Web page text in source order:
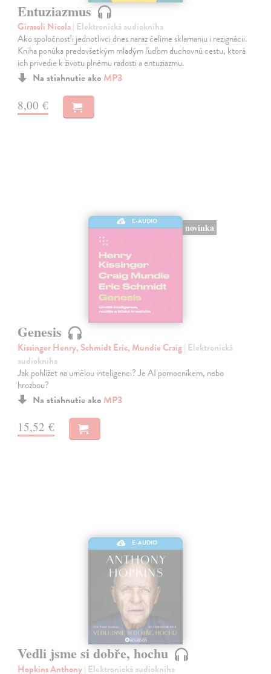
Entuziazmus
Girasoli Nicola| Elektronická audiokniha
Ako spoločnosť i jednotlivci dnes naraz čelíme sklamaniu i rezignácii.
Kniha ponúka predovšetkým mladým ľuďom duchovnú cestu, ktorá
ich privedie k životu plnému radosti a entuziazmu.
Na stiahnutie ako MP3
8,00 €
E-AUDIO
novinka
Genesis
Kissinger Henry, Schmidt Eric, Mundie Craig| Elektronická
audiokniha
Jak pohlížet na umělou inteligenci? Je AI pomocníkem, nebo
hrozbou?
Na stiahnutie ako MP3
15,52 €
E-AUDIO
Vedli jsme si dobře, hochu
Hopkins Anthony| Elektronická audiokniha